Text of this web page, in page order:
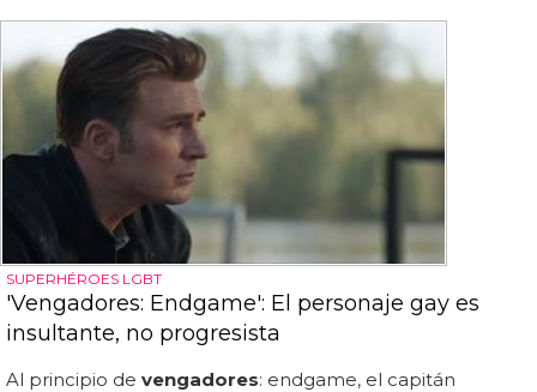
SUPERHÉROES LGBT
'Vengadores: Endgame': El personaje gay es
insultante, no progresista
Al principio de vengadores: endgame, el capitán